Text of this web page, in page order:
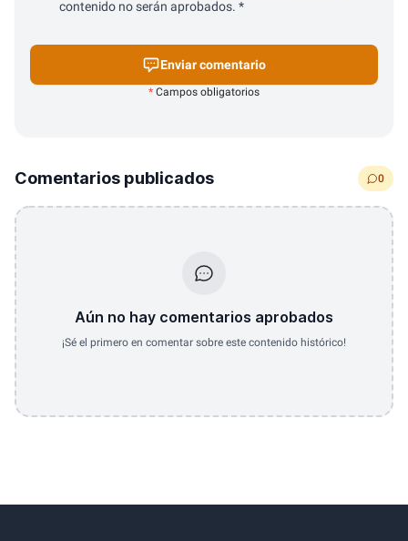
contenido no serán aprobados. *
Enviar comentario
* Campos obligatorios
Comentarios publicados 0
Aún no hay comentarios aprobados
¡Sé el primero en comentar sobre este contenido histórico!